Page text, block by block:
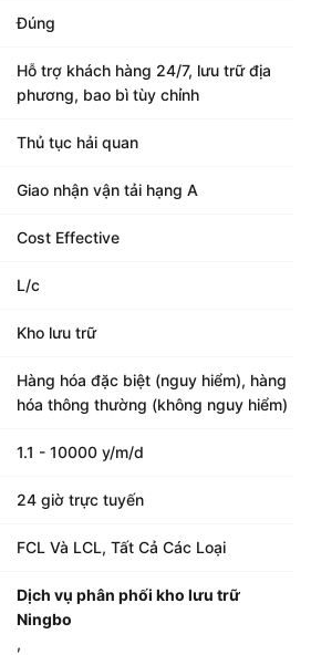
Đúng
Hỗ trợ khách hàng 24/7, lưu trữ địa
phương, bao bì tùy chỉnh
Thủ tục hải quan
Giao nhận vận tải hạng A
Cost Effective
L/c
Kho lưu trữ
Hàng hóa đặc biệt (nguy hiểm), hàng
hóa thông thường (không nguy hiểm)
1.1 - 10000 y/m/d
24 giờ trực tuyến
FCL Và LCL, Tất Cả Các Loại
Dịch vụ phân phối kho lưu trữ
Ningbo
,